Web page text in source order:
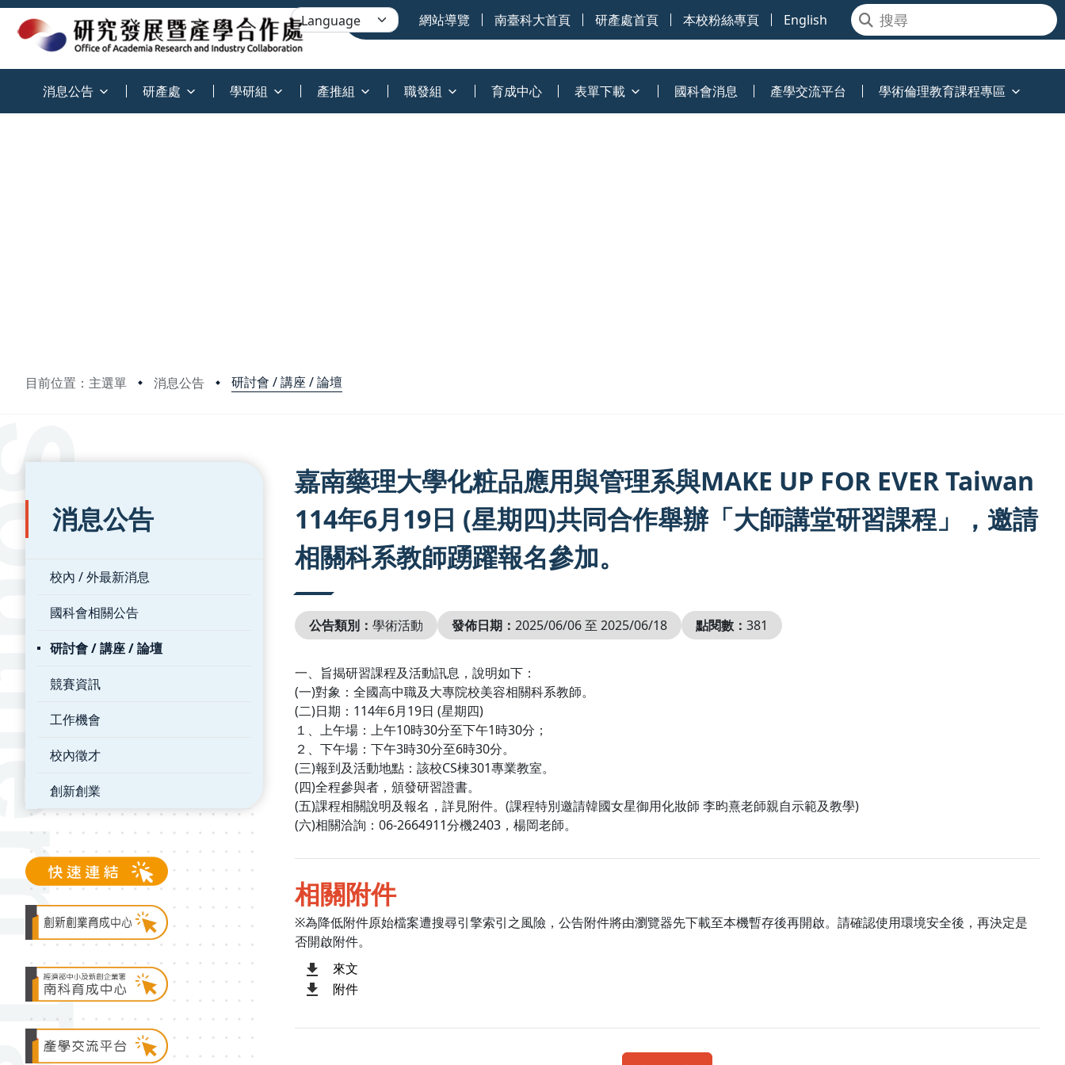
網站導覽 南臺科大首頁 研產處首頁 本校粉絲專頁 English
消息公告 研產處 學研組 產推組 職發組 育成中心 表單下載 國科會消息 產學交流平台 學術倫理教育課程專區
目前位置：主選單 消息公告 研討會 / 講座 / 論壇
:::
消息公告
校內 / 外最新消息
國科會相關公告
研討會 / 講座 / 論壇
競賽資訊
工作機會
校內徵才
創新創業
嘉南藥理大學化粧品應用與管理系與MAKE UP FOR EVER Taiwan
114年6月19日 (星期四)共同合作舉辦「大師講堂研習課程」，邀請
相關科系教師踴躍報名參加。
公告類別： 學術活動 發佈日期： 2025/06/06 至 2025/06/18 點閱數： 381
一、旨揭研習課程及活動訊息，說明如下：
(一)對象：全國高中職及大專院校美容相關科系教師。
(二)日期：114年6月19日 (星期四)
１、上午場：上午10時30分至下午1時30分；
２、下午場：下午3時30分至6時30分。
(三)報到及活動地點：該校CS棟301專業教室。
(四)全程參與者，頒發研習證書。
(五)課程相關說明及報名，詳見附件。(課程特別邀請韓國女星御用化妝師 李昀熹老師親自示範及教學)
(六)相關洽詢：06-2664911分機2403，楊岡老師。
相關附件
※為降低附件原始檔案遭搜尋引擎索引之風險，公告附件將由瀏覽器先下載至本機暫存後再開啟。請確認使用環境安全後，再決定是
否開啟附件。
來文
附件